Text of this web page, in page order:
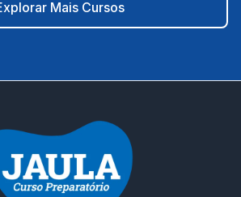
até a data da prova. 🎯 É hora
Mais Cursos